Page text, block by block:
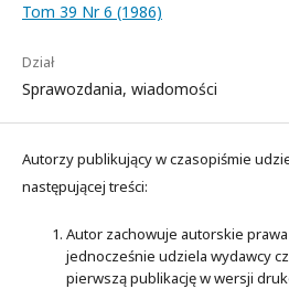
Tom 39 Nr 6 (1986)
Dział
Sprawozdania, wiadomości
Autorzy publikujący w czasopiśmie
następującej treści:
Autor zachowuje autorskie
jednocześnie udziela wydawcy
pierwszą publikację w wersji